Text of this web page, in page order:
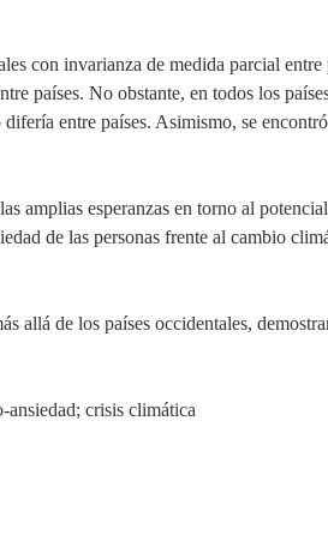
con invarianza de medida parcial
países. No obstante, en todos los
difería entre países. Asimismo, se
amplias esperanzas en torno al
de las personas frente al cambio
allá de los países occidentales,
ansiedad; crisis climática